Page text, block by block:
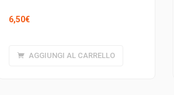
6,50€
AGGIUNGI AL CARRELLO